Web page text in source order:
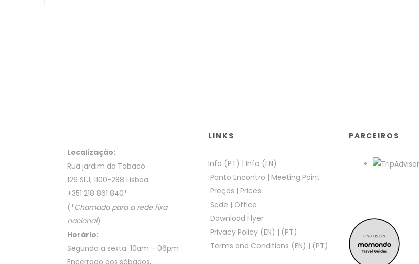
Localização:
Rua jardim do Tabaco
126 SLJ, 1100-288 Lisboa
+351 218 861 840*
(*Chamada para a rede fixa
nacional)
Horário:
Segunda a sexta: 10am – 06pm
Encerrado aos sábados,
LINKS
Info (PT) | Info (EN)
Ponto Encontro | Meeting Point
Preços | Prices
Sede | Office
Download Flyer
Privacy Policy (EN) | (PT)
Terms and Conditions (EN) | (PT)
PARCEIROS